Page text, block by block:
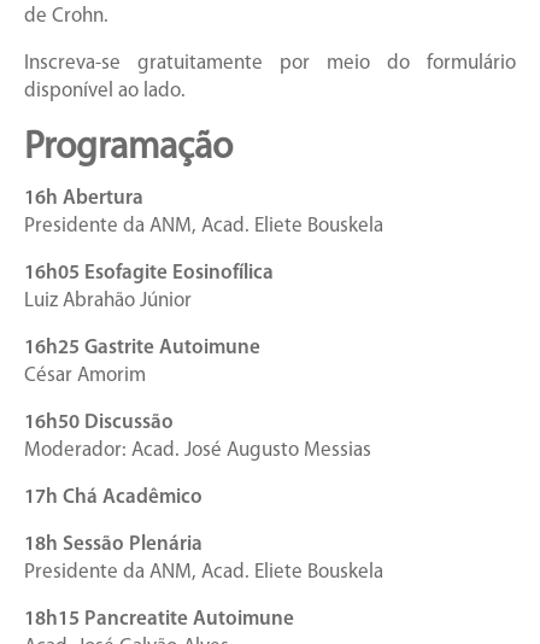
de Crohn.
Inscreva-se gratuitamente por meio do formulário
disponível ao lado.
Programação
16h Abertura
Presidente da ANM, Acad. Eliete Bouskela
16h05 Esofagite Eosinofílica
Luiz Abrahão Júnior
16h25 Gastrite Autoimune
César Amorim
16h50 Discussão
Moderador: Acad. José Augusto Messias
17h Chá Acadêmico
18h Sessão Plenária
Presidente da ANM, Acad. Eliete Bouskela
18h15 Pancreatite Autoimune